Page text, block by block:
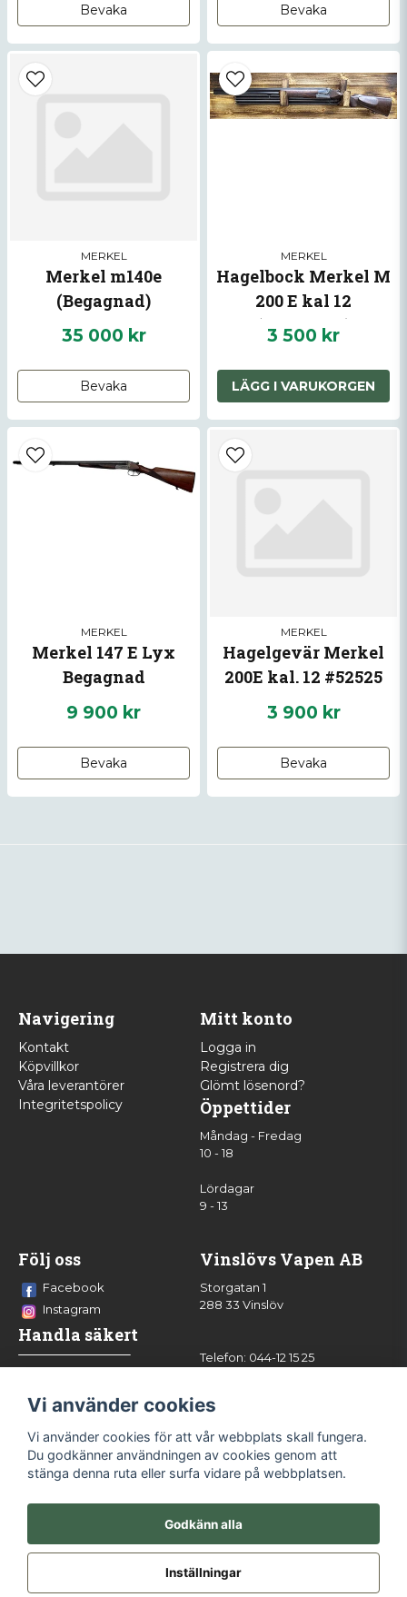
Bevaka Bevaka
MERKEL
Merkel m140e
(Begagnad)
35 000 kr
Bevaka
MERKEL
Hagelbock Merkel M
200 E kal 12
(Begagnad)
3 500 kr
LÄGG I VARUKORGEN
MERKEL
Merkel 147 E Lyx
Begagnad
9 900 kr
Bevaka
MERKEL
Hagelgevär Merkel
200E kal. 12 #52525
3 900 kr
Bevaka
Skicka fråga
Navigering
Kontakt
Köpvillkor
Våra leverantörer
Integritetspolicy
Mitt konto
Logga in
Registrera dig
Glömt lösenord?
Öppettider
Måndag - Fredag
10 - 18
Lördagar
9 - 13
Följ oss
Facebook
Instagram
Handla säkert
Vinslövs Vapen AB
Storgatan 1
288 33 Vinslöv
Telefon: 044-12 15 25
Vi använder cookies
Vi använder cookies för att vår webbplats skall fungera.
Du godkänner användningen av cookies genom att
stänga denna ruta eller surfa vidare på webbplatsen.
Godkänn alla
Inställningar